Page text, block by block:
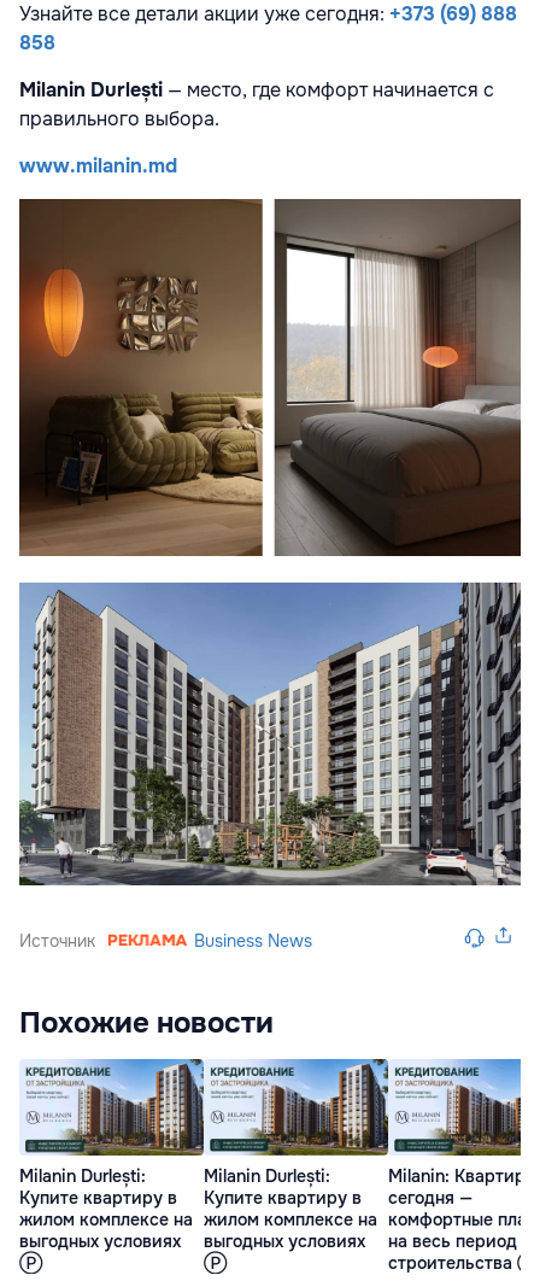
Узнайте все детали акции уже сегодня: +373 (69) 888
858
Milanin Durlești — место, где комфорт начинается с
правильного выбора.
www.milanin.md
Источник Business News
Похожие новости
Milanin Durlești:
Купите квартиру в
жилом комплексе на
выгодных условиях
Ⓟ
Milanin Durlești:
Купите квартиру в
жилом комплексе на
выгодных условиях
Ⓟ
Milanin: Квартира
сегодня —
комфортные
на весь период
строительства Ⓟ